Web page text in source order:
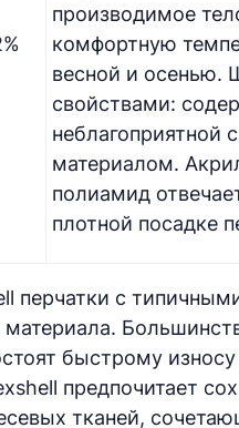
производимое
комфортную
весной и осенью.
свойствами:
неблагоприятной
материалом.
полиамид
плотной посадке
перчатки с
быстрому
предпочитает
тканей,